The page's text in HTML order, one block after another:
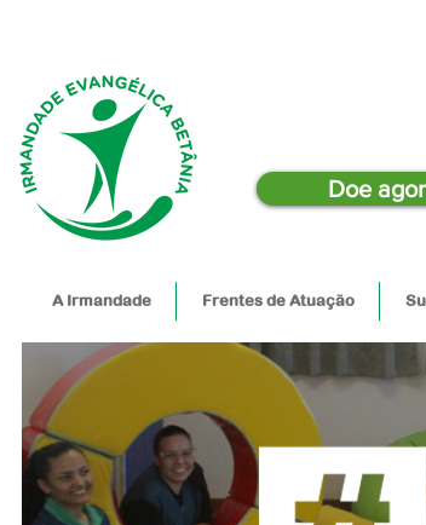
Doe
A Irmandade Frentes de Atuação